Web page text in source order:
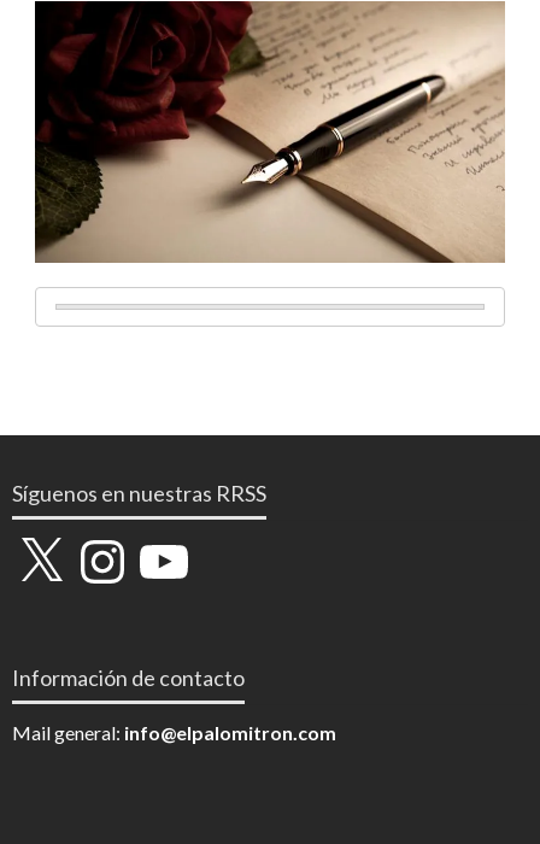
Síguenos en nuestras RRSS
X InstagramYouTube
Información de contacto
Mail general: info@elpalomitron.com